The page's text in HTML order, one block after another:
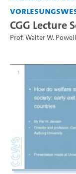
CGG Lecture
Prof. Walter W. Powell